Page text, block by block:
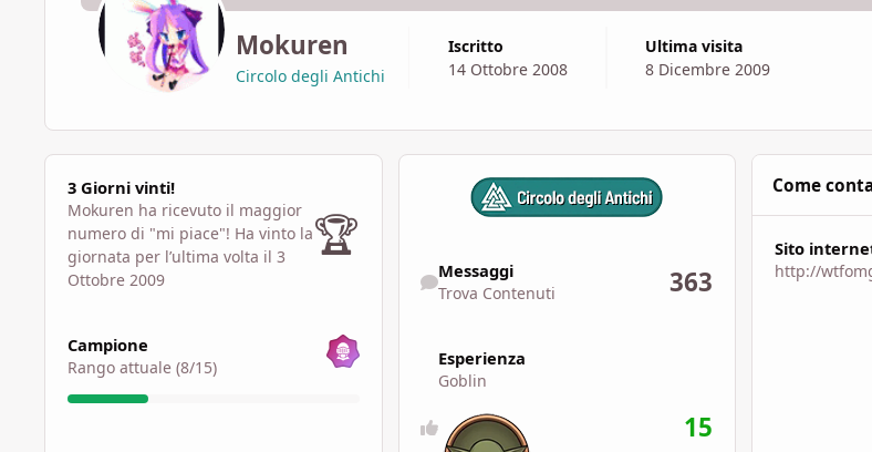
Mokuren
Circolo degli Antichi
Iscritto
14 Ottobre 2008
Ultima visita
8 Dicembre 2009
3 Giorni vinti!
3 Giorni vinti!
Mokuren ha ricevuto il maggior
numero di "mi piace"! Ha vinto la
giornata per l’ultima volta il 3
Ottobre 2009
🏆
Campione
Rango attuale (8/15)
Messaggi
Trova Contenuti 363
Esperienza
Goblin
15
Come
Sito
http://